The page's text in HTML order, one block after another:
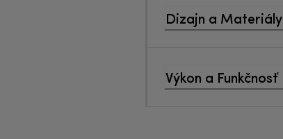
Dizajn a Materiály
Výkon a Funkčnosť